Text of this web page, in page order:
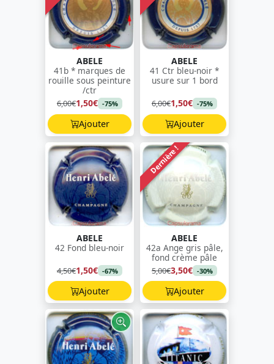
ABELE
41b * marques de
rouille sous peinture
/ctr
6,00€1,50€ -75%
Ajouter
ABELE
41 Ctr bleu-noir *
usure sur 1 bord
6,00€1,50€ -75%
Ajouter
ABELE
42 Fond bleu-noir
4,50€1,50€ -67%
Ajouter
Dernière !
ABELE
42a Ange gris pâle,
fond crème pâle
5,00€3,50€ -30%
Ajouter